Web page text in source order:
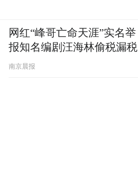
网红“峰哥亡命天涯”实名举
报知名编剧汪海林偷税漏税
南京晨报